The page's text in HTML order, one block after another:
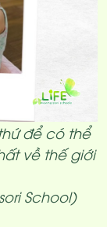
để có thể
về thế giới
School)